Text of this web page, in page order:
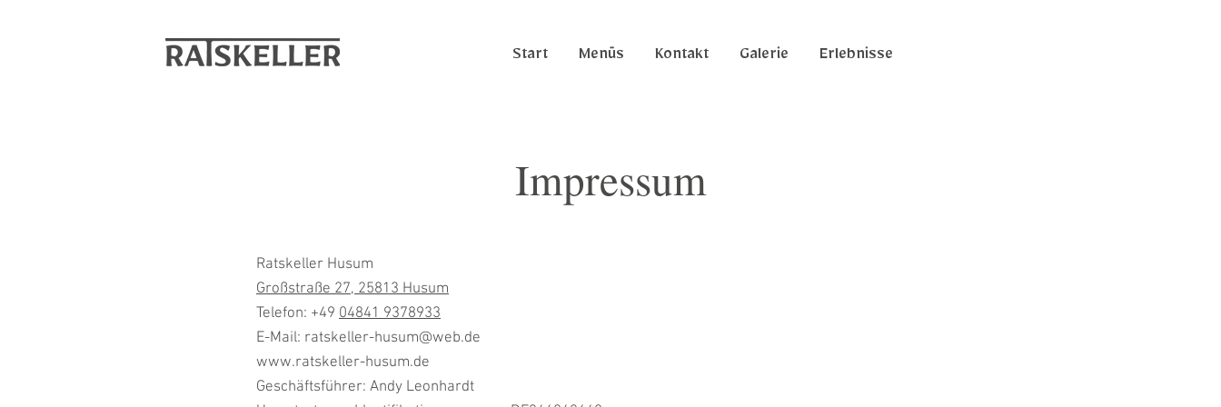
Start Menüs Kontakt Galerie Erlebnisse
Impressum
Ratskeller Husum
Großstraße 27, 25813 Husum
Telefon: +49 04841 9378933
E-Mail: ratskeller-husum@web.de
www.ratskeller-husum.de
Geschäftsführer: Andy Leonhardt